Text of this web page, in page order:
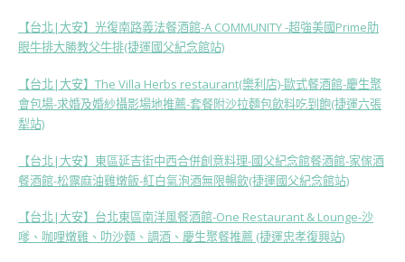
【台北|大安】光復南路義法餐酒館-A COMMUNITY -超強美國Prime肋
眼牛排大勝教父牛排(捷運國父紀念館站)
【台北|大安】The Villa Herbs restaurant(樂利店)-歐式餐酒館-慶生聚
會包場-求婚及婚紗攝影場地推薦-套餐附沙拉麵包飲料吃到飽(捷運六張
犁站)
【台北|大安】東區延吉街中西合併創意料理-國父紀念館餐酒館-家傢酒
餐酒館-松露麻油雞燉飯-紅白氣泡酒無限暢飲(捷運國父紀念館站)
【台北|大安】台北東區南洋風餐酒館-One Restaurant & Lounge-沙
嗲、咖哩燉雞、叻沙麵、調酒、慶生聚餐推薦 (捷運忠孝復興站)